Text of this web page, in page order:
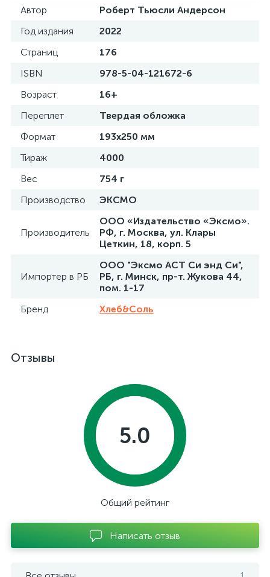
Автор
Роберт Тьюсли Андерсон
Год издания
2022
Страниц
176
ISBN
978-5-04-121672-6
Возраст
16+
Переплет
Твердая обложка
Формат
193x250 мм
Тираж
4000
Вес
754 г
Производство
ЭКСМО
Производитель
ООО «Издательство «Эксмо».
РФ, г. Москва, ул. Клары
Цеткин, 18, корп. 5
Импортер в РБ
ООО "Эксмо АСТ Си энд Си",
РБ, г. Минск, пр-т. Жукова 44,
пом. 1-17
Бренд
Хлеб&Соль
Отзывы
5.0
Общий рейтинг
Написать отзыв